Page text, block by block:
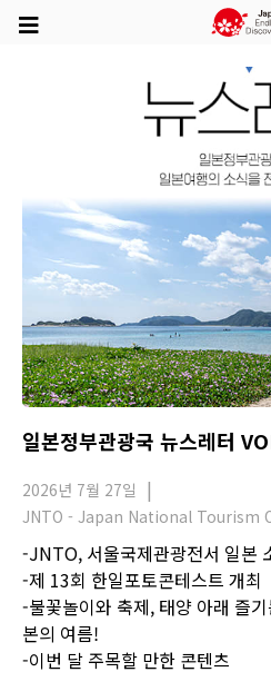
일본정부관광국 뉴스레터
2026년 7월 27일
JNTO - Japan National Tourism
-JNTO, 서울국제관광전서 일본
-제 13회 한일포토콘테스트 개최
-불꽃놀이와 축제, 태양 아래 즐
본의 여름!
-이번 달 주목할 만한 콘텐츠